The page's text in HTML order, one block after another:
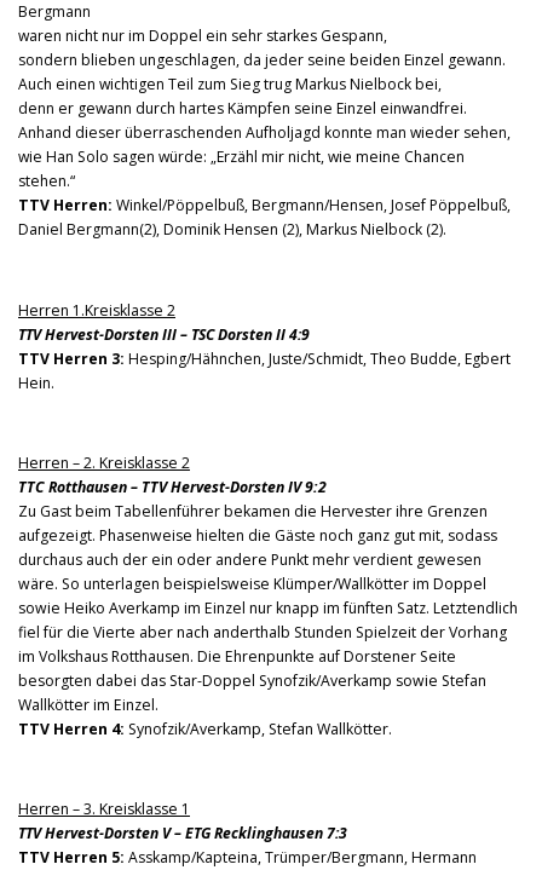
Bergmann
waren nicht nur im Doppel ein sehr starkes Gespann,
sondern blieben ungeschlagen, da jeder seine beiden Einzel gewann.
Auch einen wichtigen Teil zum Sieg trug Markus Nielbock bei,
denn er gewann durch hartes Kämpfen seine Einzel einwandfrei.
Anhand dieser überraschenden Aufholjagd konnte man wieder sehen,
wie Han Solo sagen würde: „Erzähl mir nicht, wie meine Chancen
stehen.“
TTV Herren: Winkel/Pöppelbuß, Bergmann/Hensen, Josef Pöppelbuß,
Daniel Bergmann(2), Dominik Hensen (2), Markus Nielbock (2).
Herren 1.Kreisklasse 2
TTV Hervest-Dorsten III – TSC Dorsten II 4:9
TTV Herren 3: Hesping/Hähnchen, Juste/Schmidt, Theo Budde, Egbert
Hein.
Herren – 2. Kreisklasse 2
TTC Rotthausen – TTV Hervest-Dorsten IV 9:2
Zu Gast beim Tabellenführer bekamen die Hervester ihre Grenzen
aufgezeigt. Phasenweise hielten die Gäste noch ganz gut mit, sodass
durchaus auch der ein oder andere Punkt mehr verdient gewesen
wäre. So unterlagen beispielsweise Klümper/Wallkötter im Doppel
sowie Heiko Averkamp im Einzel nur knapp im fünften Satz. Letztendlich
fiel für die Vierte aber nach anderthalb Stunden Spielzeit der Vorhang
im Volkshaus Rotthausen. Die Ehrenpunkte auf Dorstener Seite
besorgten dabei das Star-Doppel Synofzik/Averkamp sowie Stefan
Wallkötter im Einzel.
TTV Herren 4: Synofzik/Averkamp, Stefan Wallkötter.
Herren – 3. Kreisklasse 1
TTV Hervest-Dorsten V – ETG Recklinghausen 7:3
TTV Herren 5: Asskamp/Kapteina, Trümper/Bergmann, Hermann